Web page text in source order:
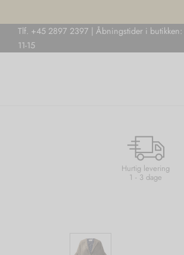
Tlf. +45 2897 2397 | Åbningstider i butikken:
11-15
Hurtig levering
1 - 3 dage